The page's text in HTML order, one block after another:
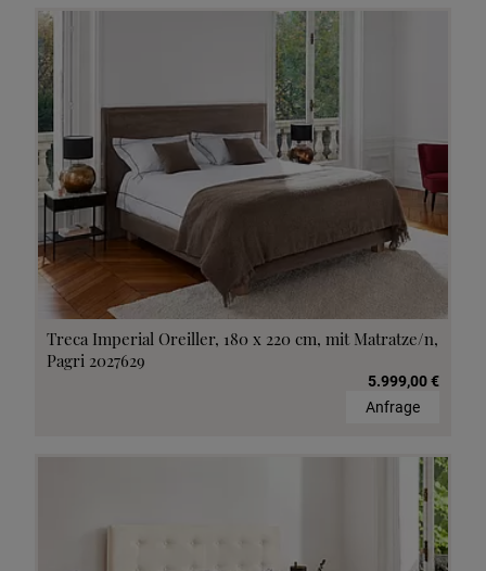
Treca Imperial Oreiller, 180 x 220 cm, mit Matratze/n,
Pagri 2027629
5.999,00 €
Anfrage